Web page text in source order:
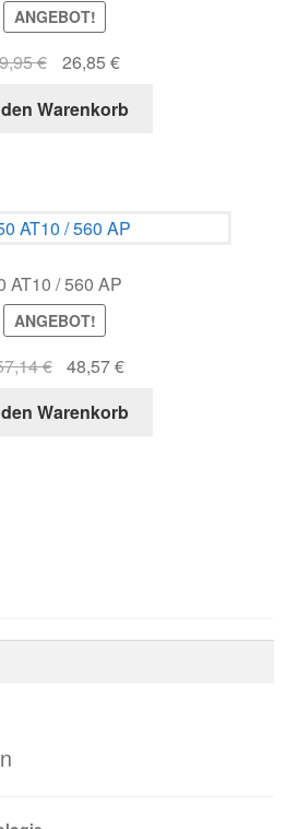
ANGEBOT!
€
Ursprünglicher
war:
26,85 €Aktueller
ist:
Warenkorb
AT10 / 560 AP
ANGEBOT!
€ Ursprünglicher
war:
48,57€Aktueller
ist:
Warenkorb